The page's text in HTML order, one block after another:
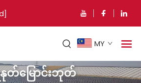
MY
တ်မြောင်းဘုတ်